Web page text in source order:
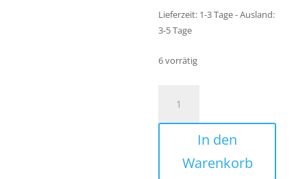
Lieferzeit: 1-3 Tage - Ausland:
3-5 Tage
6 vorrätig
Jahr
Osmoseanlage
In den
Warenkorb